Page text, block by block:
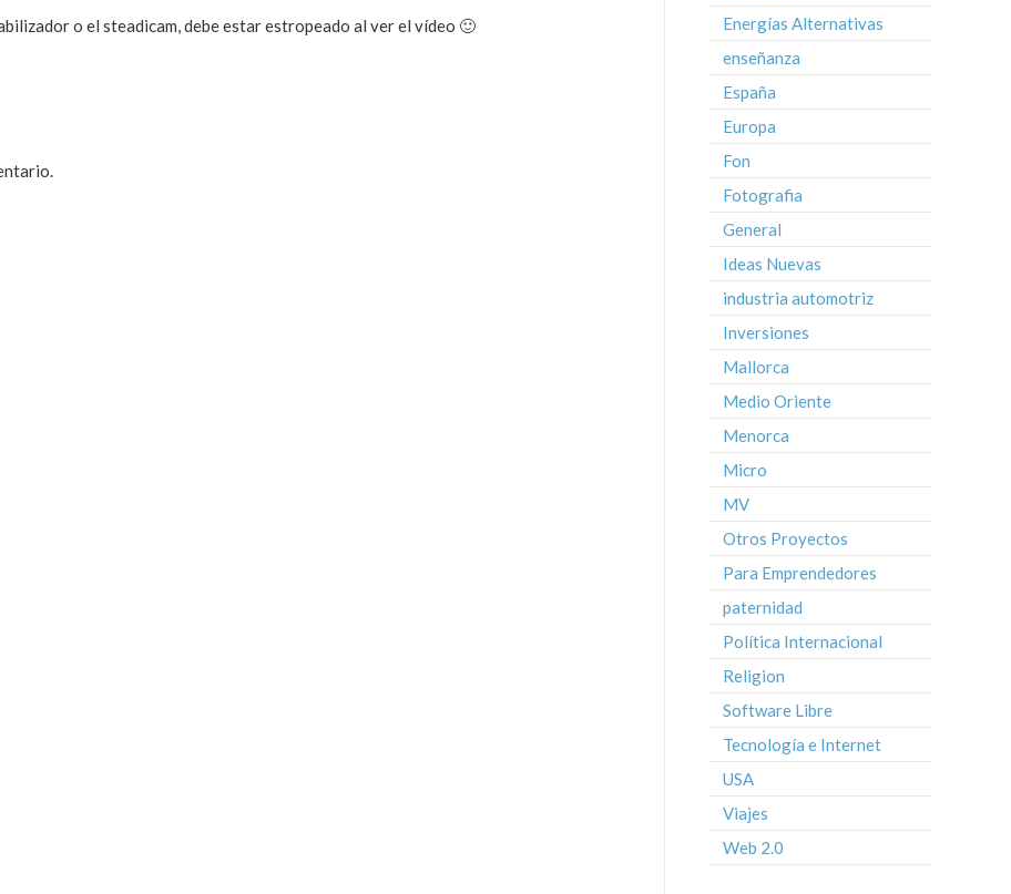
o el steadicam, debe estar estropeado al ver el vídeo 🙂
Energías Alternativas
enseñanza
España
Europa
Fon
Fotografia
General
Ideas Nuevas
industria automotriz
Inversiones
Mallorca
Medio Oriente
Menorca
Micro
MV
Otros Proyectos
Para Emprendedores
paternidad
Política Internacional
Religion
Software Libre
Tecnología e Internet
USA
Viajes
Web 2.0